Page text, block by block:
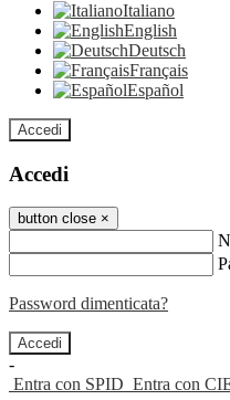
Italiano
English
Deutsch
Français
Español
Accedi
Accedi
button close ×
Password dimenticata?
-
Entra con SPID Entra con